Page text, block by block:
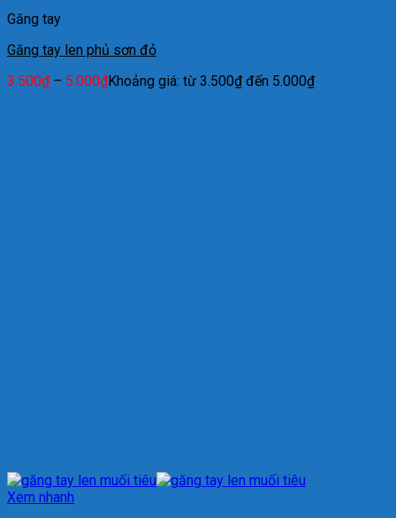
Găng tay
Găng tay len phủ sơn đỏ
3.500₫ – 5.000₫Khoảng giá: từ 3.500₫ đến 5.000₫
Xem nhanh